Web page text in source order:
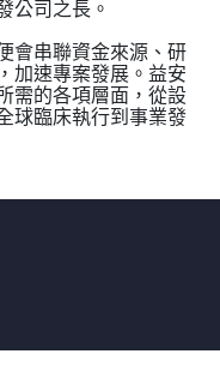
公司之長。
會串聯資金來源、研
加速專案發展。益安
需的各項層面，從設
球臨床執行到事業發